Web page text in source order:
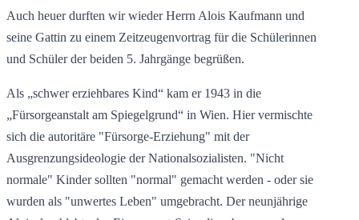
Auch heuer durften wir wieder Herrn Alois Kaufmann und
seine Gattin zu einem Zeitzeugenvortrag für die Schülerinnen
und Schüler der beiden 5. Jahrgänge begrüßen.
Als „schwer erziehbares Kind“ kam er 1943 in die
„Fürsorgeanstalt am Spiegelgrund“ in Wien. Hier vermischte
sich die autoritäre "Fürsorge-Erziehung" mit der
Ausgrenzungsideologie der Nationalsozialisten. "Nicht
normale" Kinder sollten "normal" gemacht werden - oder sie
wurden als "unwertes Leben" umgebracht. Der neunjährige